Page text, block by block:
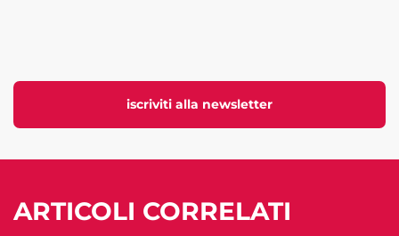
iscriviti alla newsletter
ARTICOLI CORRELATI